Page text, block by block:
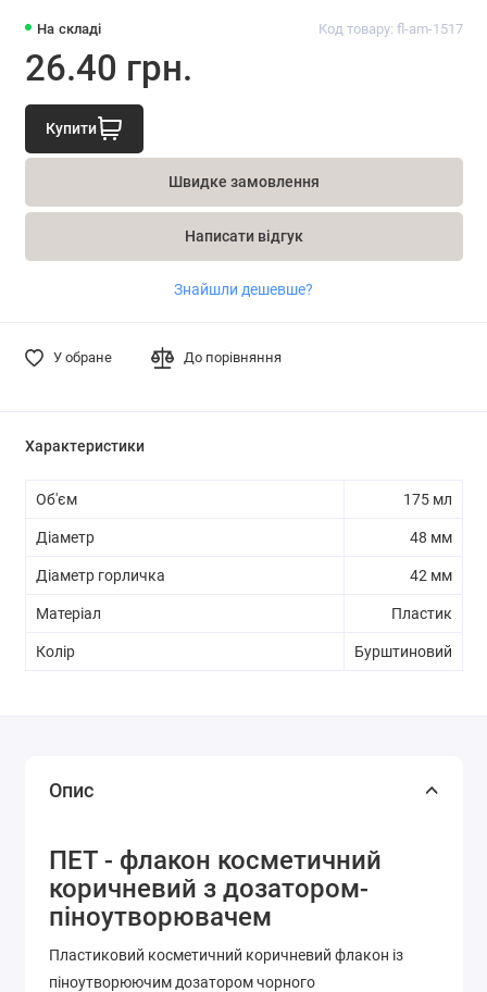
На складі Код товару: fl-am-1517
26.40 грн.
Купити
Швидке замовлення
Написати відгук
Знайшли дешевше?
У обране До порівняння
Характеристики
Об'єм 175 мл
Діаметр 48 мм
Діаметр горличка 42 мм
Матеріал Пластик
Колір Бурштиновий
Опис
ПЕТ - флакон косметичний
коричневий з дозатором-
піноутворювачем
Пластиковий косметичний коричневий флакон із
піноутворюючим дозатором чорного